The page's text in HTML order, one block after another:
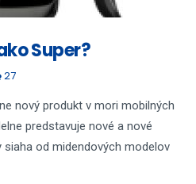
Super?
27
nový produkt v mori mobilných
predstavuje nové a nové
od midendových modelov